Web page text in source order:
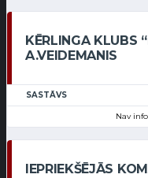
KĒRLINGA KLUBS
A.VEIDEMANIS
SASTĀVS
Nav
IEPRIEKŠĒJĀS